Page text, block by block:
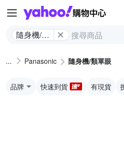
隨身機/類
Panasonic 隨身機/類單眼
品牌 快速到貨 有現貨